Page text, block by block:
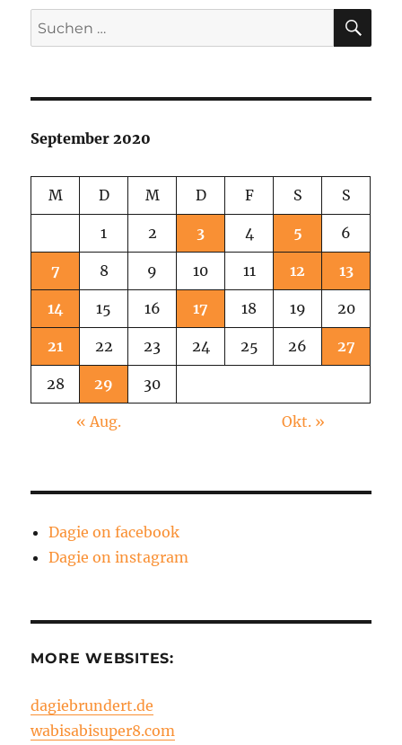
Suchen
nach:
September 2020
M D M D F S S
1 2 3 4 5 6
7 8 9 10 11 12 13
14 15 16 17 18 19 20
21 22 23 24 25 26 27
28 29 30
« Aug. Okt. »
Dagie on facebook
Dagie on instagram
MORE WEBSITES:
dagiebrundert.de
wabisabisuper8.com